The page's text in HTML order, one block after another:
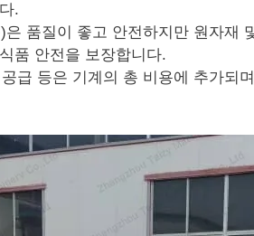
.
품질이 좋고 안전하지만 원자재
품 안전을 보장합니다.
급 등은 기계의 총 비용에 추가되